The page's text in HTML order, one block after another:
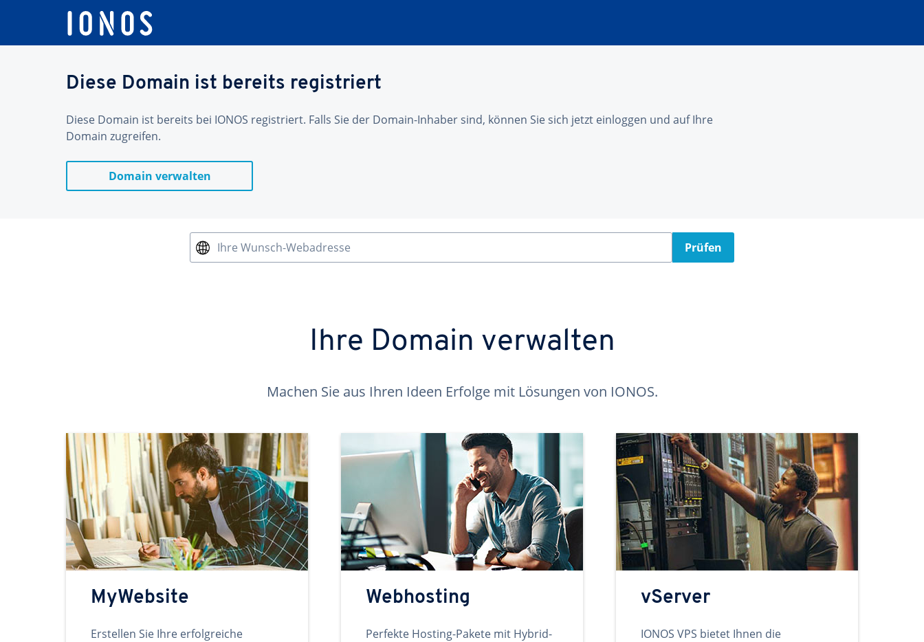
Diese Domain ist bereits registriert
Diese Domain ist bereits bei IONOS registriert. Falls Sie der Domain-Inhaber sind, können Sie sich jetzt einloggen und auf Ihre
Domain zugreifen.
Domain verwalten
Ihre Wunsch-Webadresse Prüfen
Ihre Domain verwalten
Machen Sie aus Ihren Ideen Erfolge mit Lösungen von IONOS.
MyWebsite
Erstellen Sie Ihre erfolgreiche
Webhosting
Perfekte Hosting-Pakete mit Hybrid-
vServer
IONOS VPS bietet Ihnen die